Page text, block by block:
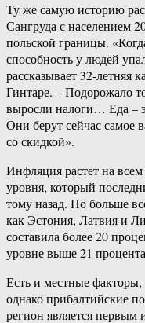
Ту же самую историю
Сангруда с населением
польской границы.
способность у людей
рассказывает 32-летняя
Гинтаре. – Подорожало
выросли налоги… Еда –
Они берут сейчас самое
со скидкой».
Инфляция растет на
уровня, который
тому назад. Но больше
как Эстония, Латвия и
составила более 20
уровне выше 21
Есть и местные
однако прибалтийские
регион является